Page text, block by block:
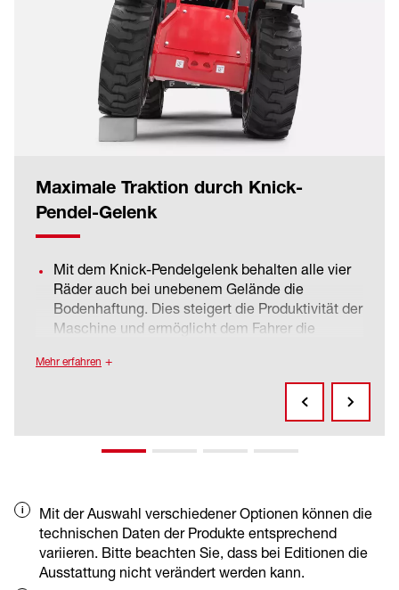
Maximale Traktion durch Knick-
Pendel-Gelenk
Mit dem Knick-Pendelgelenk behalten alle vier
Räder auch bei unebenem Gelände die
Bodenhaftung. Dies steigert die Produktivität der
Maschine und ermöglicht dem Fahrer die
Das optimale Verhältnis von Knick- und
Pendelwinkel sorgt für eine hohe Bodenhaftung.
Verhältnissen entsteht keine Kollision von Front-
voneinander pendeln. So kann der Fahrer
feinfühlig auf jede Unebenheit reagieren. Dies
erhöht den Komfort und schafft ein sicheres
Fahrgefühl.
Mehr erfahren
Mit der Auswahl verschiedener Optionen können die
technischen Daten der Produkte entsprechend
variieren. Bitte beachten Sie, dass bei Editionen die
Ausstattung nicht verändert werden kann.